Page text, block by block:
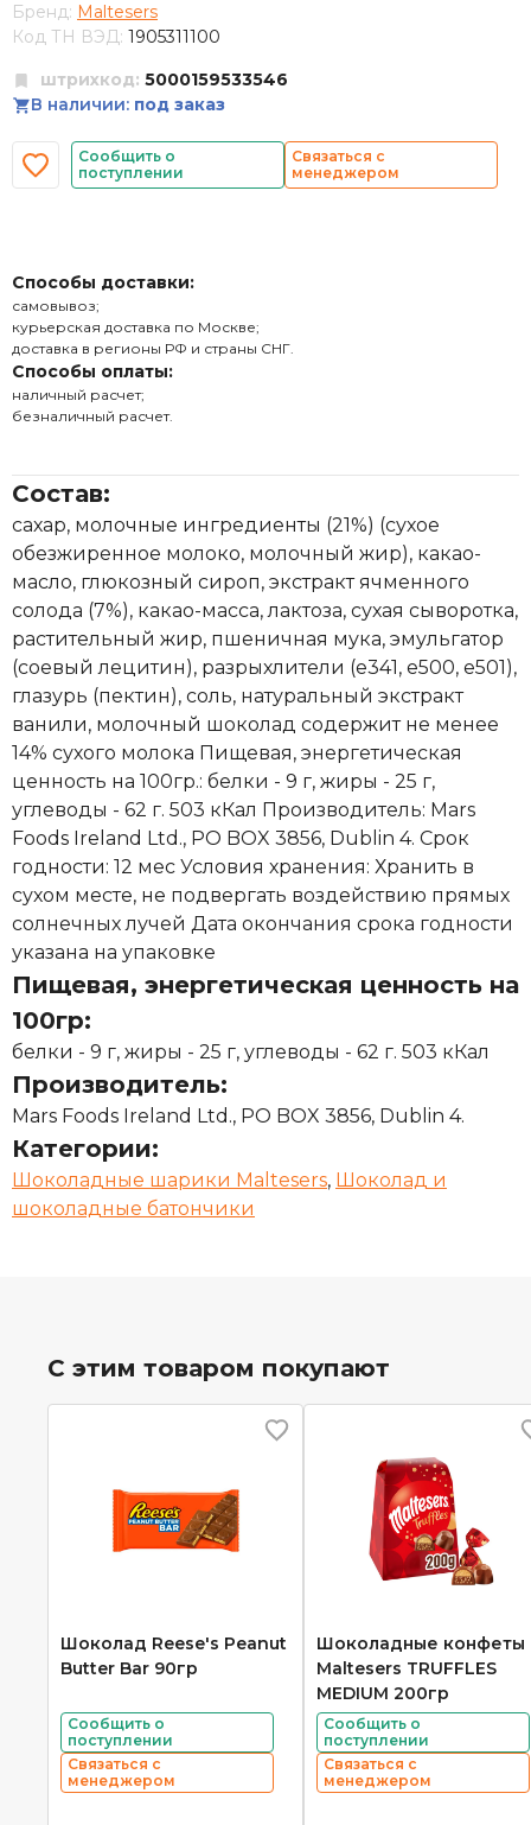
Бренд: Maltesers
Код ТН ВЭД: 1905311100
штрихкод: 5000159533546
В наличии: под заказ
Сообщить о
поступлении
Связаться с
менеджером
Способы доставки:
самовывоз;
курьерская доставка по Москве;
доставка в регионы РФ и страны СНГ.
Способы оплаты:
наличный расчет;
безналичный расчет.
Состав:
сахар, молочные ингредиенты (21%) (сухое
обезжиренное молоко, молочный жир), какао-
масло, глюкозный сироп, экстракт ячменного
солода (7%), какао-масса, лактоза, сухая сыворотка,
растительный жир, пшеничная мука, эмульгатор
(соевый лецитин), разрыхлители (e341, e500, e501),
глазурь (пектин), соль, натуральный экстракт
ванили, молочный шоколад содержит не менее
14% сухого молока Пищевая, энергетическая
ценность на 100гр.: белки - 9 г, жиры - 25 г,
углеводы - 62 г. 503 кКал Производитель: Mars
Foods Ireland Ltd., PO BOX 3856, Dublin 4. Срок
годности: 12 мес Условия хранения: Хранить в
сухом месте, не подвергать воздействию прямых
солнечных лучей Дата окончания срока годности
указана на упаковке
Пищевая, энергетическая ценность на
100гр:
белки - 9 г, жиры - 25 г, углеводы - 62 г. 503 кКал
Производитель:
Mars Foods Ireland Ltd., PO BOX 3856, Dublin 4.
Категории:
Шоколадные шарики Maltesers, Шоколад и
шоколадные батончики
С этим товаром покупают
Шоколад Reese's Peanut
Butter Bar 90гр
Сообщить о
поступлении
Связаться с
менеджером
Шоколадные конфеты
Maltesers TRUFFLES
MEDIUM 200гр
Сообщить о
поступлении
Связаться с
менеджером